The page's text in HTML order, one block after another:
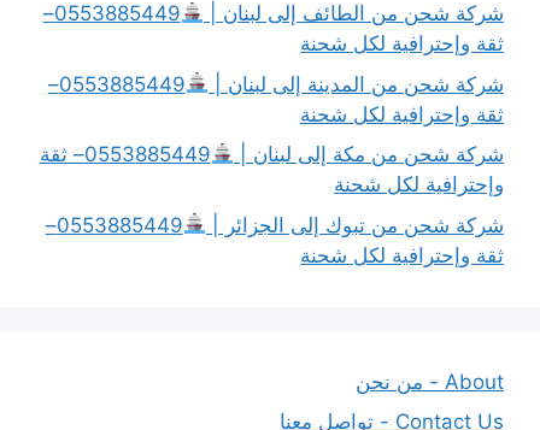
شركة شحن من الطائف إلى لبنان |
0553885449–
ثقة وإحترافية لكل شحنة
شركة شحن من المدينة إلى لبنان |
0553885449–
ثقة وإحترافية لكل شحنة
شركة شحن من مكة إلى لبنان |
0553885449– ثقة
وإحترافية لكل شحنة
شركة شحن من تبوك إلى الجزائر |
0553885449–
ثقة وإحترافية لكل شحنة
About - من نحن
Contact Us - تواصل معنا